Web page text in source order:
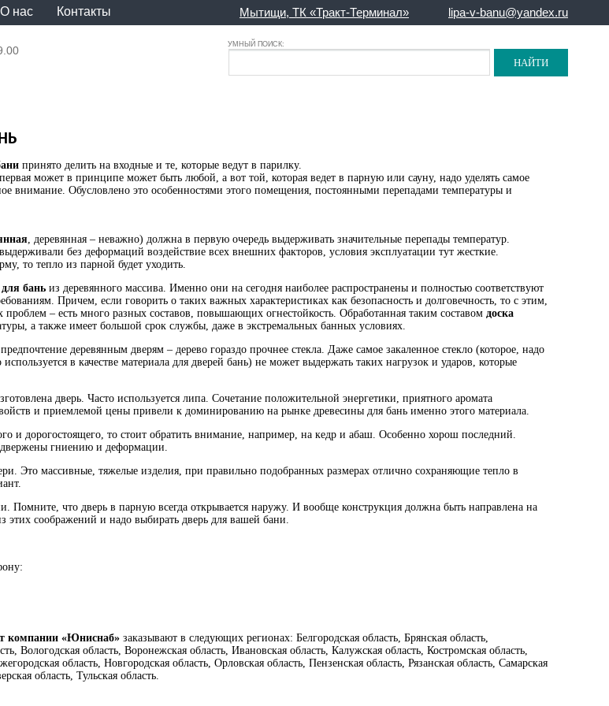
О нас Контакты lipa-v-banu@yandex.ru
Мытищи, ТК «Тракт-Терминал»
УМНЫЙ ПОИСК:
принято делить на входные и те, которые ведут в парилку.
может в принципе может быть любой, а вот той, которая ведет в парную или сауну, надо уделять самое
внимание. Обусловлено это особенностями этого помещения, постоянными перепадами температуры и
, деревянная – неважно) должна в первую очередь выдерживать значительные перепады температур.
выдерживали без деформаций воздействие всех внешних факторов, условия эксплуатации тут жесткие.
то тепло из парной будет уходить.
бань из деревянного массива. Именно они на сегодня наиболее распространены и полностью соответствуют
Причем, если говорить о таких важных характеристиках как безопасность и долговечность, то с этим,
– есть много разных составов, повышающих огнестойкость. Обработанная таким составом доска
а также имеет большой срок службы, даже в экстремальных банных условиях.
деревянным дверям – дерево гораздо прочнее стекла. Даже самое закаленное стекло (которое, надо
в качестве материала для дверей бань) не может выдержать таких нагрузок и ударов, которые
дверь. Часто используется липа. Сочетание положительной энергетики, приятного аромата
и приемлемой цены привели к доминированию на рынке древесины для бань именно этого материала.
и дорогостоящего, то стоит обратить внимание, например, на кедр и абаш. Особенно хорош последний.
гниению и деформации.
Это массивные, тяжелые изделия, при правильно подобранных размерах отлично сохраняющие тепло в
Помните, что дверь в парную всегда открывается наружу. И вообще конструкция должна быть направлена на
этих соображений и надо выбирать дверь для вашей бани.
компании «Юниснаб» заказывают в следующих регионах: Белгородская область, Брянская область,
Вологодская область, Воронежская область, Ивановская область, Калужская область, Костромская область,
область, Новгородская область, Орловская область, Пензенская область, Рязанская область, Самарская
область, Тульская область.